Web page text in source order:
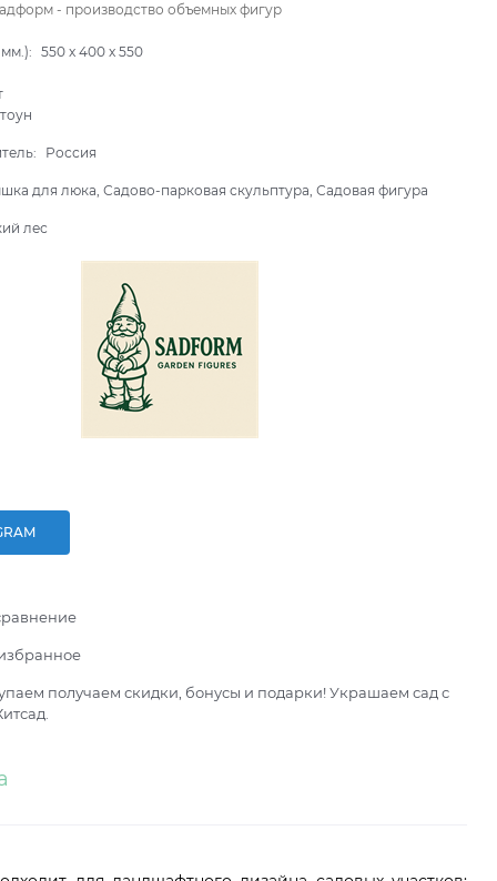
- производство объемных фигур
550 x400 x550
Россия
для люка, Садово-парковая скульптура, Садовая фигура
лес
получаем скидки, бонусы и подарки! Украшаем сад с